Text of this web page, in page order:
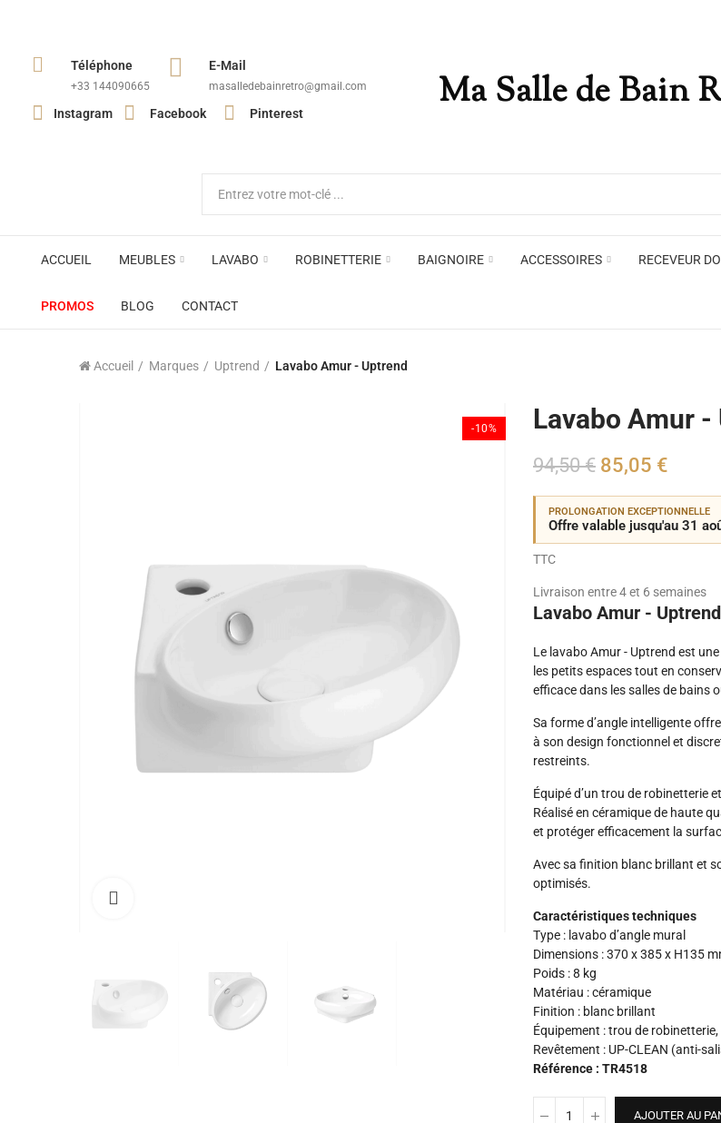
Téléphone
+33 144090665​
E-Mail
masalledebainretro@gmail.com
Instagram Facebook Pinterest Ma Salle de Bain
ACCUEIL MEUBLES LAVABO ROBINETTERIE BAIGNOIRE ACCESSOIRES RECEVEUR
Voir toute la marque →
PROMOS BLOG CONTACT
Appliques murales
Accueil Marques Uptrend Lavabo Amur - Uptrend
-10% Lavabo Amur -
94,50 € 85,05 €
PROLONGATION EXCEPTIONNELLE
Offre valable jusqu'au 31
TTC
Livraison entre 4 et 6 semaines
Lavabo Amur - Uptrend
Le lavabo Amur - Uptrend est
les petits espaces tout en
efficace dans les salles de bains
Sa forme d’angle intelligente
à son design fonctionnel et
restreints.
Équipé d’un trou de robinetterie
Réalisé en céramique de haute
et protéger efficacement la
Avec sa finition blanc brillant et
optimisés.
Caractéristiques techniques
Type : lavabo d’angle mural
Dimensions : 370 x 385 x H135
Poids : 8 kg
Matériau : céramique
Finition : blanc brillant
Équipement : trou de
Revêtement : UP-CLEAN (anti-
Référence : TR4518
AJOUTER AU